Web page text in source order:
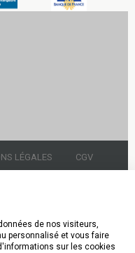
LÉGALES CGV
de nos visiteurs,
personnalisé et vous faire
sur les cookies